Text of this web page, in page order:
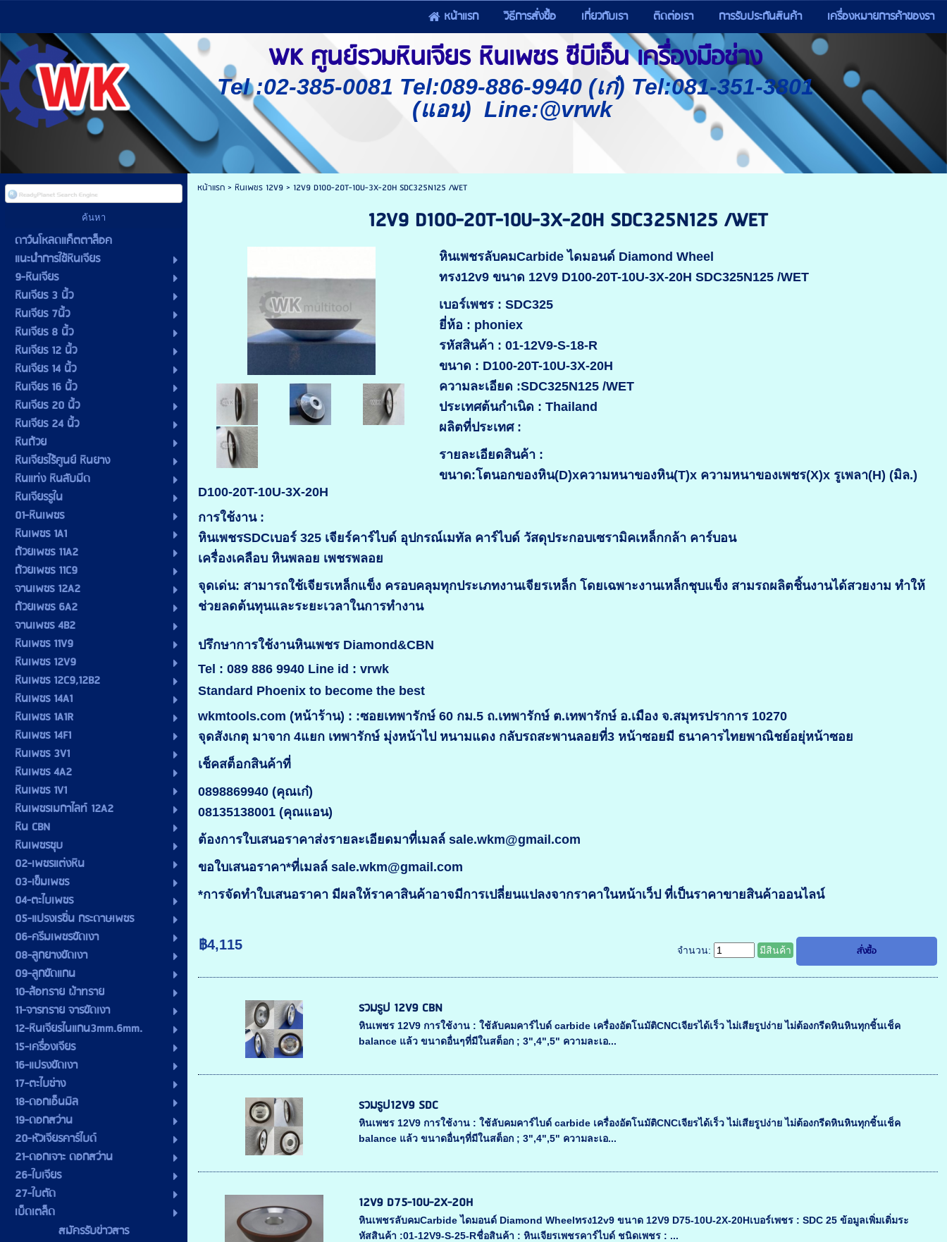
หน้าแรก วิธีการสั่งซื้อ เกี่ยวกับเรา ติดต่อเรา การรับประกันสินค้า เครื่องหมายการค้าของรา
WK ศูนย์รวมหินเจียร หินเพชร ซีบีเอ็น เครื่องมือช่าง
Tel :02-385-0081 Tel:089-886-9940 (เก๋) Tel:081-351-3801
(แอน) Line:@vrwk
ดาว์นโหลดแค็ตตาล็อค
แนะนำการใช้หินเจียร
9-หินเจียร
หินเจียร 3 นิ้ว
หินเจียร 7นิ้ว
หินเจียร 8 นิ้ว
หินเจียร 12 นิ้ว
หินเจียร 14 นิ้ว
หินเจียร 16 นิ้ว
หินเจียร 20 นิ้ว
หินเจียร 24 นิ้ว
หินถ้วย
หินเจียรไร้ศูนย์ หินยาง
หินแท่ง หินลับมีด
หินเจียรรูใน
01-หินเพชร
หินเพชร 1A1
ถ้วยเพชร 11A2
ถ้วยเพชร 11C9
จานเพชร 12A2
ถ้วยเพชร 6A2
จานเพชร 4B2
หินเพชร 11V9
หินเพชร 12V9
หินเพชร 12C9,12B2
หินเพชร 14A1
หินเพชร 1A1R
หินเพชร 14F1
หินเพชร 3V1
หินเพชร 4A2
หินเพชร 1V1
หินเพชรเมกาไลท์ 12A2
หิน CBN
หินเพชรชุบ
02-เพชรแต่งหิน
03-เข็มเพชร
04-ตะไบเพชร
05-แปรงเรซิ่น กระดาษเพชร
06-ครีมเพชรขัดเงา
08-ลูกยางขัดเงา
09-ลูกขัดแกน
10-ล้อทราย ผ้าทราย
11-จารทราย จารขัดเงา
12-หินเจียรไนแกน3mm.6mm.
15-เครื่องเจียร
16-แปรงขัดเงา
17-ตะไบช่าง
18-ดอกเอ็นมิล
19-ดอกสว่าน
20-หัวเจียรคาร์ไบด์
21-ดอกเจาะ ดอกสว่าน
26-ใบเจียร
27-ใบตัด
เบ็ดเตล็ด
สมัครรับข่าวสาร
หน้าแรก> หินเพชร 12V9> 12V9 D100-20T-10U-3X-20H SDC325N125 /WET
12V9 D100-20T-10U-3X-20H SDC325N125 /WET
หินเพชรลับคมCarbide ไดมอนด์ Diamond Wheel
ทรง12v9 ขนาด 12V9 D100-20T-10U-3X-20H SDC325N125 /WET
เบอร์เพชร : SDC325
ยี่ห้อ : phoniex
รหัสสินค้า : 01-12V9-S-18-R
ขนาด : D100-20T-10U-3X-20H
ความละเอียด :SDC325N125 /WET
ประเทศต้นกำเนิด : Thailand
ผลิตที่ประเทศ :
รายละเอียดสินค้า :
ขนาด:โตนอกของหิน(D)xความหนาของหิน(T)x ความหนาของเพชร(X)x รูเพลา(H) (มิล.)
D100-20T-10U-3X-20H
การใช้งาน :
หินเพชรSDCเบอร์ 325 เจียร์คาร์ไบด์ อุปกรณ์เมทัล คาร์ไบด์ วัสดุประกอบเซรามิคเหล็กกล้า คาร์บอน
เครื่องเคลือบ หินพลอย เพชรพลอย
จุดเด่น: สามารถใช้เจียรเหล็กแข็ง ครอบคลุมทุกประเภทงานเจียรเหล็ก โดยเฉพาะงานเหล็กชุบแข็ง สามรถผลิตชิ้นงานได้สวยงาม ทำให้
ช่วยลดต้นทุนและระยะเวลาในการทำงาน
ปรึกษาการใช้งานหินเพชร Diamond&CBN
Tel : 089 886 9940 Line id : vrwk
Standard Phoenix to become the best
wkmtools.com (หน้าร้าน) : :ซอยเทพารักษ์ 60 กม.5 ถ.เทพารักษ์ ต.เทพารักษ์ อ.เมือง จ.สมุทรปราการ 10270
จุดสังเกตุ มาจาก 4แยก เทพารักษ์ มุ่งหน้าไป หนามแดง กลับรถสะพานลอยที่3 หน้าซอยมี ธนาคารไทยพาณิชย์อยุ่หน้าซอย
เช็คสต็อกสินค้าที่
0898869940 (คุณเก๋)
08135138001 (คุณแอน)
ต้องการใบเสนอราคาส่งรายละเอียดมาที่เมลล์ sale.wkm@gmail.com
ขอใบเสนอราคา*ที่เมลล์ sale.wkm@gmail.com
*การจัดทำใบเสนอราคา มีผลให้ราคาสินค้าอาจมีการเปลี่ยนแปลงจากราคาในหน้าเว็ป ที่เป็นราคาขายสินค้าออนไลน์
฿4,115 จำนวน: มีสินค้า
รวมรูป 12V9 CBN
หินเพชร 12V9 การใช้งาน : ใช้ลับคมคาร์ไบด์ carbide เครื่องอัตโนมัติCNCเจียรได้เร็ว ไม่เสียรูปง่าย ไม่ต้องกรีดหินหินทุกชิ้นเช็ค
balance แล้ว ขนาดอื่นๆที่มีในสต็อก ; 3",4",5" ความละเอ...
รวมรูป12V9 SDC
หินเพชร 12V9 การใช้งาน : ใช้ลับคมคาร์ไบด์ carbide เครื่องอัตโนมัติCNCเจียรได้เร็ว ไม่เสียรูปง่าย ไม่ต้องกรีดหินหินทุกชิ้นเช็ค
balance แล้ว ขนาดอื่นๆที่มีในสต็อก ; 3",4",5" ความละเอ...
12V9 D75-10U-2X-20H
หินเพชรลับคมCarbide ไดมอนด์ Diamond Wheelทรง12v9 ขนาด 12V9 D75-10U-2X-20Hเบอร์เพชร : SDC 25 ข้อมูลเพิ่มเติ่มระ
หัสสินค้า :01-12V9-S-25-Rชื่อสินค้า : หินเจียรเพชรคาร์ไบด์ ชนิดเพชร : ...